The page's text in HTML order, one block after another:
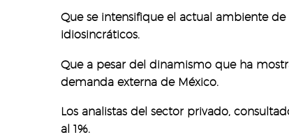
Que se intensifique el actual ambiente
idiosincráticos.
Que a pesar del dinamismo que ha
demanda externa de México.
Los analistas del sector privado,
al 1%.